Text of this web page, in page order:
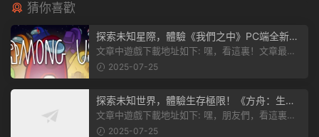
猜你喜歡
探索未知星際，體驗《我們之中》PC端全新版
本
文章中遊戲下載地址如下: 嘿，看這裏！文章最後
有個圖片，點一下就能加入我們遊...
2025-07-25
探索未知世界，體驗生存極限！《方舟：生存
飛升》v38.9中文版全新升級！
文章中遊戲下載地址如下: 嘿，朋友們，看這裏！
《方舟：生存飛升》這個遊戲超火...
2025-07-25